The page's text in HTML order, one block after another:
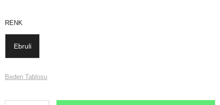
RENK
Ebruli
Beden Tablosu